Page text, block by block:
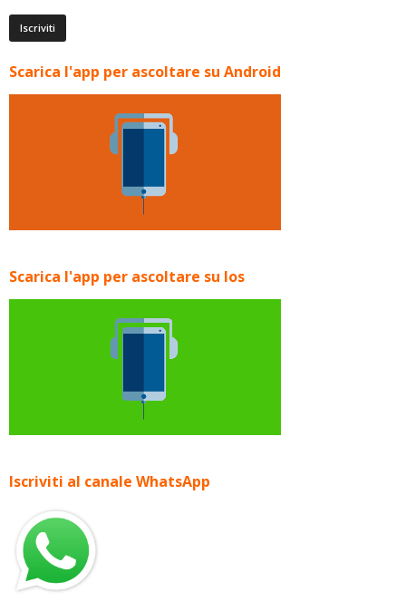
Scarica l'app per ascoltare su Android
Scarica l'app per ascoltare su Ios
Iscriviti al canale WhatsApp